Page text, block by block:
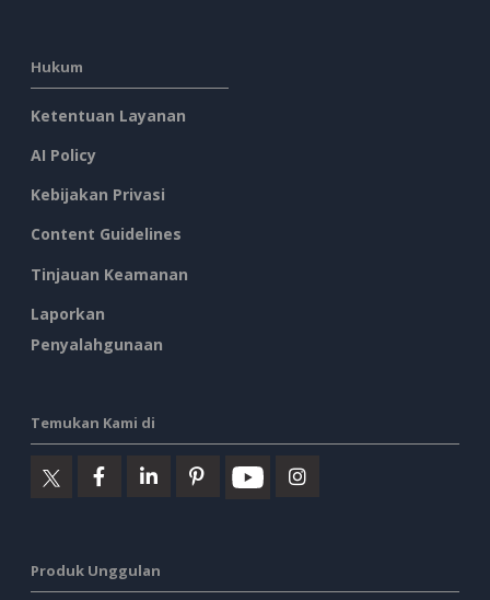
Hukum
Ketentuan Layanan
AI Policy
Kebijakan Privasi
Content Guidelines
Tinjauan Keamanan
Laporkan
Penyalahgunaan
Temukan Kami di
Produk Unggulan